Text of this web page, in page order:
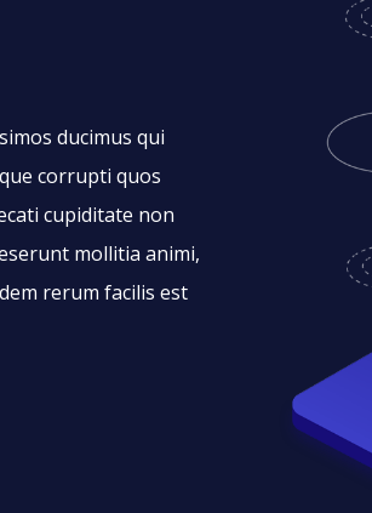
ducimus qui
corrupti quos
cupiditate non
mollitia animi,
rerum facilis est